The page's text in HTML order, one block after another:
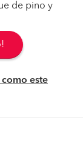
de pino y
este